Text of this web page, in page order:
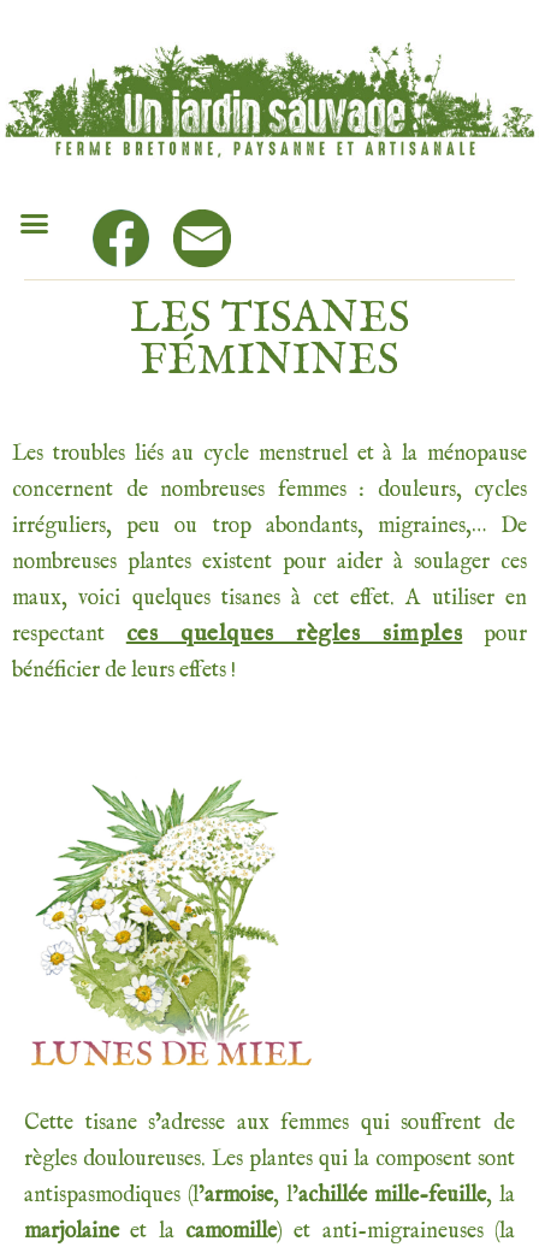
LES TISANES
FÉMININES
Les troubles liés au cycle menstruel et à la ménopause
concernent de nombreuses femmes : douleurs, cycles
irréguliers, peu ou trop abondants, migraines,… De
nombreuses plantes existent pour aider à soulager ces
maux, voici quelques tisanes à cet effet. A utiliser en
respectant ces quelques règles simples pour
bénéficier de leurs effets !
Cette tisane s’adresse aux femmes qui souffrent de
règles douloureuses. Les plantes qui la composent sont
antispasmodiques (l’armoise, l’achillée mille-feuille, la
marjolaineet la camomille) et anti-migraineuses (la